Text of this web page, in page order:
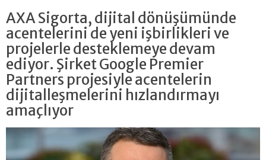
AXA Sigorta, dijital dönüşümünde
acentelerini de yeni işbirlikleri ve
projelerle desteklemeye devam
ediyor. Şirket Google Premier
Partners projesiyle acentelerin
dijitalleşmelerini hızlandırmayı
amaçlıyor